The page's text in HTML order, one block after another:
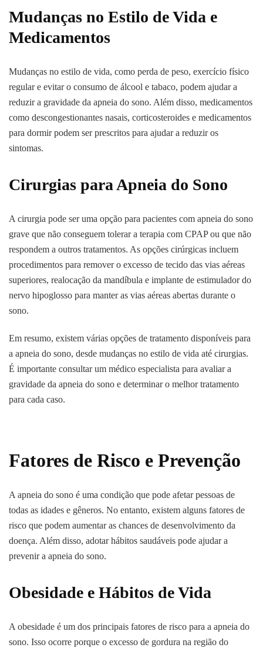
Mudanças no Estilo de Vida e
Medicamentos
Mudanças no estilo de vida, como perda de peso, exercício físico
regular e evitar o consumo de álcool e tabaco, podem ajudar a
reduzir a gravidade da apneia do sono. Além disso, medicamentos
como descongestionantes nasais, corticosteroides e medicamentos
para dormir podem ser prescritos para ajudar a reduzir os
sintomas.
Cirurgias para Apneia do Sono
A cirurgia pode ser uma opção para pacientes com apneia do sono
grave que não conseguem tolerar a terapia com CPAP ou que não
respondem a outros tratamentos. As opções cirúrgicas incluem
procedimentos para remover o excesso de tecido das vias aéreas
superiores, realocação da mandíbula e implante de estimulador do
nervo hipoglosso para manter as vias aéreas abertas durante o
sono.
Em resumo, existem várias opções de tratamento disponíveis para
a apneia do sono, desde mudanças no estilo de vida até cirurgias.
É importante consultar um médico especialista para avaliar a
gravidade da apneia do sono e determinar o melhor tratamento
para cada caso.
Fatores de Risco e Prevenção
A apneia do sono é uma condição que pode afetar pessoas de
todas as idades e gêneros. No entanto, existem alguns fatores de
risco que podem aumentar as chances de desenvolvimento da
doença. Além disso, adotar hábitos saudáveis pode ajudar a
prevenir a apneia do sono.
Obesidade e Hábitos de Vida
A obesidade é um dos principais fatores de risco para a apneia do
sono. Isso ocorre porque o excesso de gordura na região do